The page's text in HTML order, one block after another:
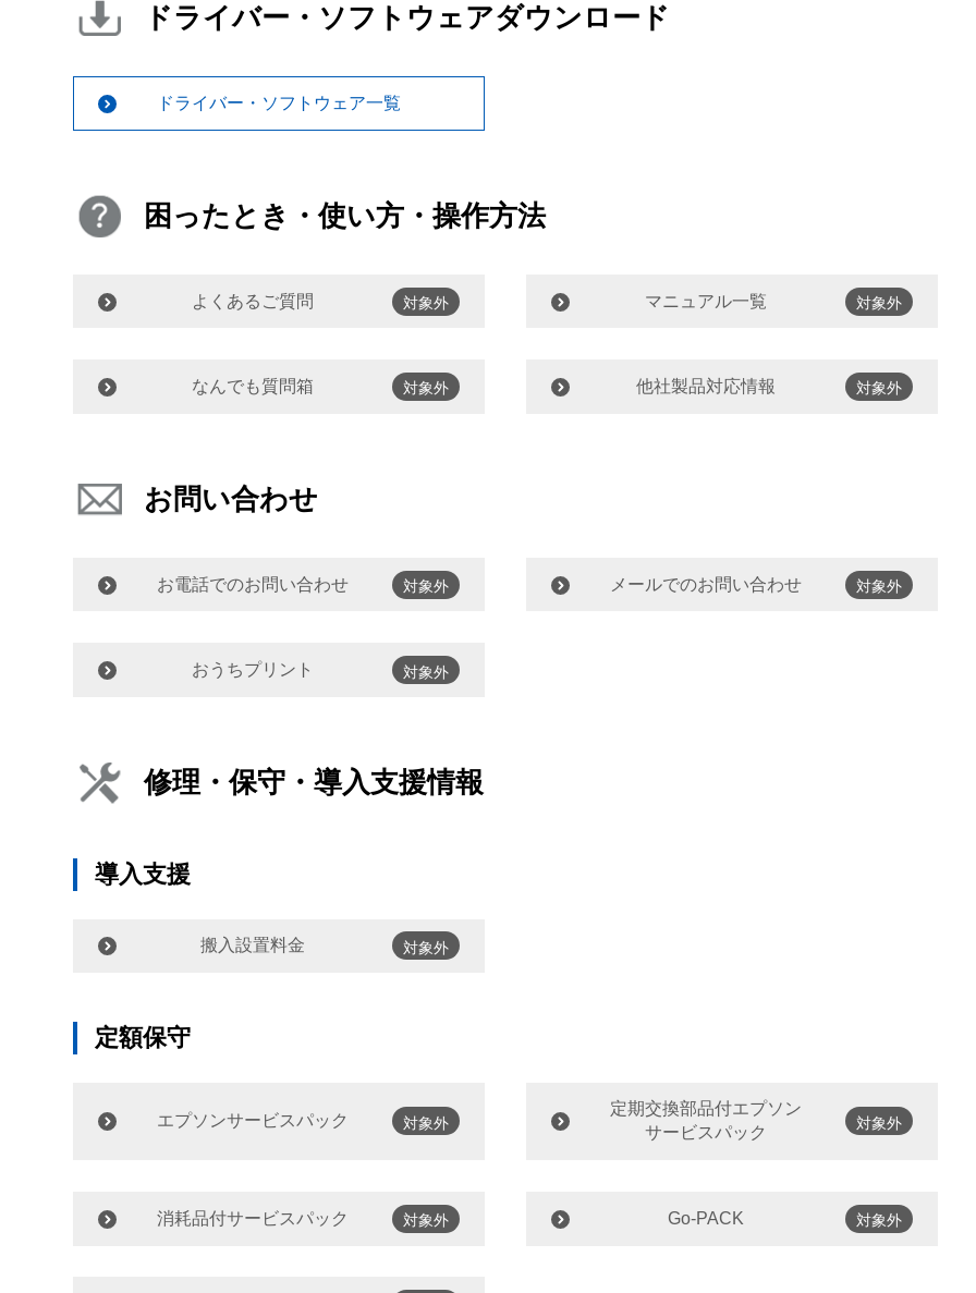
ドライバー・ソフトウェアダウンロード
ドライバー・ソフトウェア一覧
困ったとき・使い方・操作方法
よくあるご質問 対象外 マニュアル一覧 対象外
なんでも質問箱 対象外 他社製品対応情報 対象外
お問い合わせ
お電話でのお問い合わせ 対象外 メールでのお問い合わせ 対象外
おうちプリント 対象外
修理・保守・導入支援情報
導入支援
搬入設置料金 対象外
定額保守
エプソンサービスパック 対象外
定期交換部品付エプソン
サービスパック
対象外
消耗品付サービスパック 対象外 Go-PACK 対象外